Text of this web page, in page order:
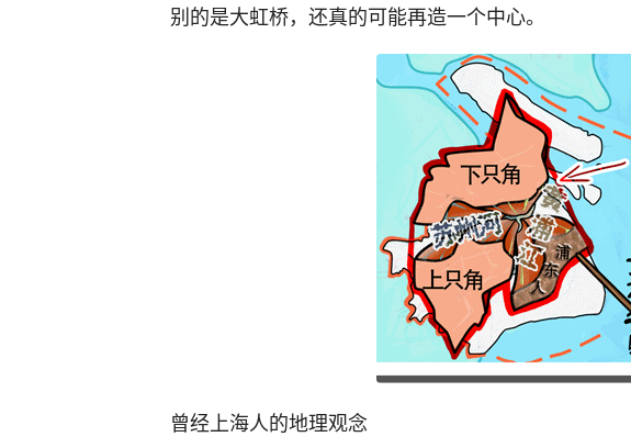
别的是大虹桥，还真的可能再造一个中心。
曾经上海人的地理观念